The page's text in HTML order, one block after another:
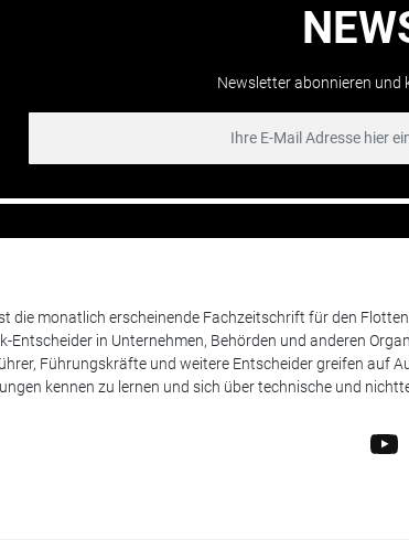
Newsletter abonnieren und
die monatlich erscheinende Fachzeitschrift für den
Entscheider in Unternehmen, Behörden und anderen
Führungskräfte und weitere Entscheider greifen auf
kennen zu lernen und sich über technische und